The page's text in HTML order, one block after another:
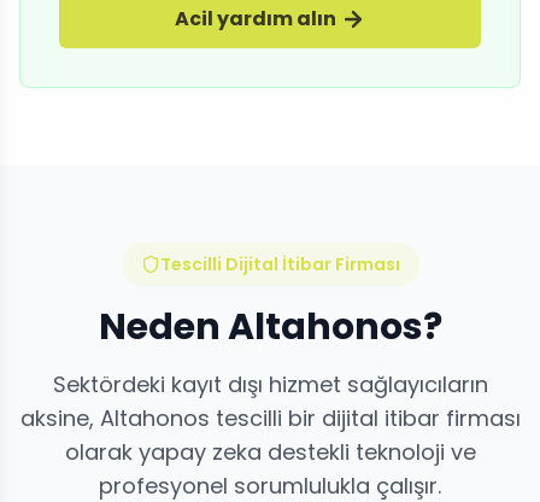
Acil yardım alın
Tescilli Dijital İtibar Firması
Neden Altahonos?
Sektördeki kayıt dışı hizmet sağlayıcıların
aksine, Altahonos tescilli bir dijital itibar firması
olarak yapay zeka destekli teknoloji ve
profesyonel sorumlulukla çalışır.